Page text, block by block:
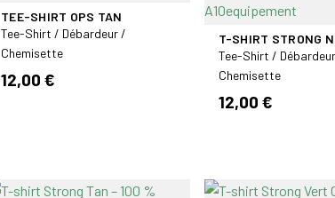
TEE-SHIRT OPS TAN
Tee-Shirt / Débardeur /
Chemisette
12,00 €
T-SHIRT STRONG
Tee-Shirt /
Chemisette
12,00 €